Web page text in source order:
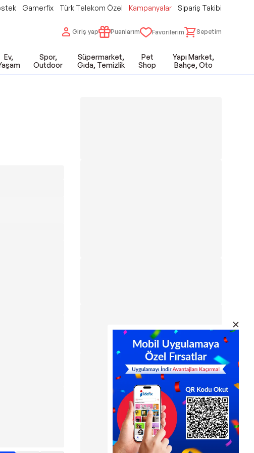
Gamerfix Türk Telekom Özel Kampanyalar Sipariş Takibi
Giriş yap Puanlarım Favorilerim Sepetim
Ev,
Spor,
Outdoor
Süpermarket,
Gıda, Temizlik
Pet
Shop
Yapı Market,
Bahçe, Oto